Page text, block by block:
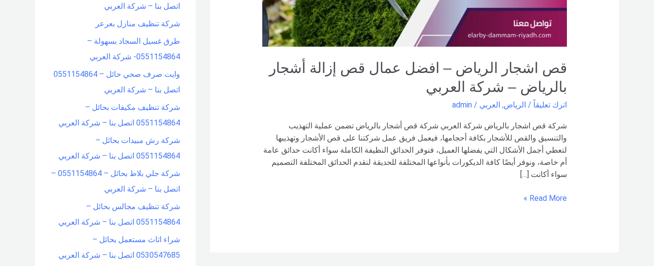
قص اشجار الرياض – افضل عمال قص إزالة أشجار
بالرياض – شركة العربي
اترك تعليقاً / الرياض, العربي /
admin
شركة قص اشجار بالرياض شركة العربي شركة قص أشجار بالرياض تضمن عملية التهذيب
والتنسيق والقص للأشجار بكافة أحجامها، فيعمل فريق عمل شركتنا على قص الأشجار وتهذيبها
لتعطي أجمل الأشكال التي يفضلها العميل، فنوفر الحدائق النظيفة الكاملة سواء أكانت حدائق عامة
أم خاصة، ونوفر أيضًا كافة الديكورات بأنواعها المختلفة للحديقة لنقدم الحدائق المختلفة التصميم
سواء أكانت […]
شركة
العربي
Read More »
اتصل بنا – شركة العربي
شركة تنظيف منازل بعرعر
طرق غسيل السجاد بسهولة –
0551154864- شركة العربي
وايت صرف صحي حائل – 0551154864
اتصل بنا – شركة العربي
شركة تنظيف مكيفات بحائل –
0551154864 اتصل بنا – شركة العربي
شركة رش مبيدات بحائل –
0551154864 اتصل بنا – شركة العربي
شركة جلي بلاط بحائل – 0551154864 –
اتصل بنا – شركة العربي
شركة تنظيف مجالس بحائل –
0551154864 اتصل بنا – شركة العربي
شراء اثاث مستعمل بحائل –
0530547685 اتصل بنا – شركة العربي